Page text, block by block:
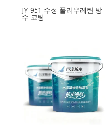
JY-951 수성 폴리우레탄 방
수 코팅